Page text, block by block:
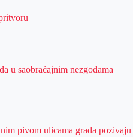
u saobraćajnim nezgodama
pivom ulicama grada